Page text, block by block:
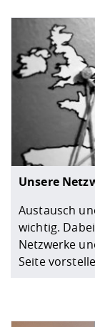
Unsere
Austausch
wichtig.
Netzwerke
Seite